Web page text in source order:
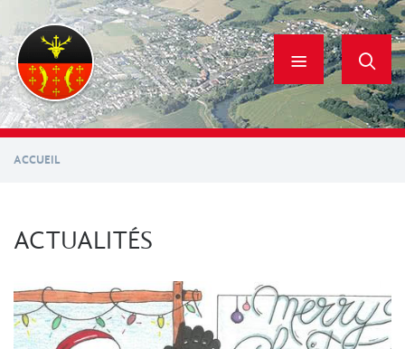
contenu
principal
ACCUEIL
ACTUALITÉS